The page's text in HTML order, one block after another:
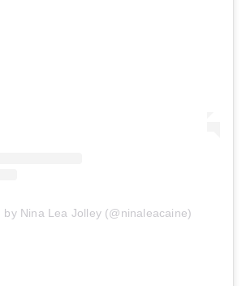
by Nina Lea Jolley (@ninaleacaine)